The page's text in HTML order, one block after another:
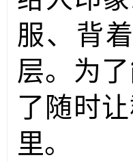
服、背
层。为
了随时
里。